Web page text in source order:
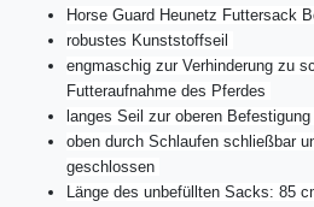
Horse Guard Heunetz Futtersack
robustes Kunststoffseil
engmaschig zur Verhinderung zu
Futteraufnahme des Pferdes
langes Seil zur oberen
oben durch Schlaufen schließbar
geschlossen
Länge des unbefüllten Sacks: 85